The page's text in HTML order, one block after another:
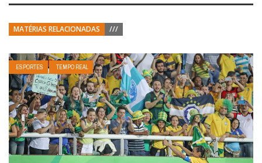
MATÉRIAS RELACIONADAS ///
ESPORTES TEMPO REAL